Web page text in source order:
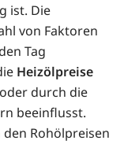
ist. Die
von Faktoren
Tag
Heizölpreise
durch die
beeinflusst.
Rohölpreisen